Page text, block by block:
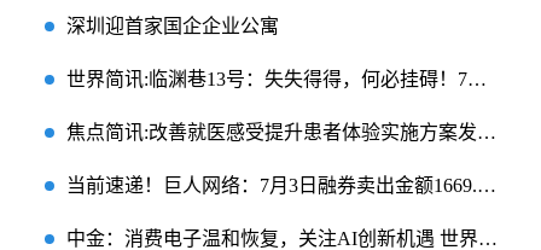
深圳迎首家国企企业公寓
世界简讯:临渊巷13号：失失得得，何必挂碍！7月第一周强势板块和个股整理
焦点简讯:改善就医感受提升患者体验实施方案发布 再造门诊流程 探索“先诊疗后付费”
当前速递！巨人网络：7月3日融券卖出金额1669.32万元，占当日流出金额的1.59%
中金：消费电子温和恢复，关注AI创新机遇 世界观察